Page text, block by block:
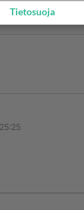
Tietosuoja